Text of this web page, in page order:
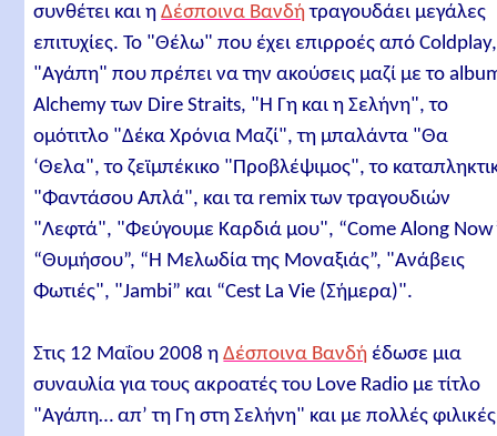
συνθέτει και ηΔέσποινα Βανδή τραγουδάει μεγάλες
επιτυχίες. Το "Θέλω" που έχει επιρροές από
"Αγάπη" που πρέπει να την ακούσεις μαζί με το
Alchemy των Dire Straits, "Η Γη και η Σελήνη", το
ομότιτλο "Δέκα Χρόνια Μαζί", τη μπαλάντα "Θα
‘Θελα", το ζεϊμπέκικο "Προβλέψιμος", το
"Φαντάσου Απλά", και τα remix των τραγουδιών
"Λεφτά", "Φεύγουμε Καρδιά μου", “Come Along
“Θυμήσου”, “Η Μελωδία της Μοναξιάς”, "Ανάβεις
Φωτιές", "Jambi” και “Cest La Vie (Σήμερα)".
Στις 12 Μαΐου 2008 ηΔέσποινα Βανδή έδωσε μια
συναυλία για τους ακροατές του Love Radio με τίτλο
"Αγάπη… απ’ τη Γη στη Σελήνη" και με πολλές φιλικές